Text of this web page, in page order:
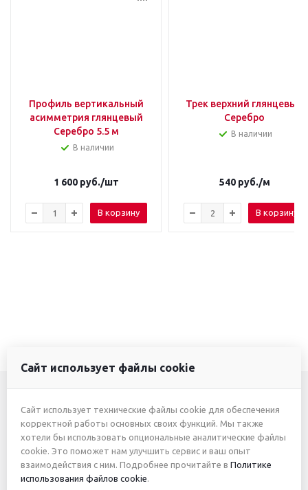
Профиль вертикальный
асимметрия глянцевый
Серебро 5.5 м
В наличии
1 600 руб./шт
В корзину
Трек верхний глянцевый
Серебро
В наличии
540руб./м
В корзину
+7 (3412) 46-7777
+7 (912) 746-00-77
Сайт использует файлы cookie
Сайт использует технические файлы cookie для обеспечения
корректной работы основных своих функций. Мы также
хотели бы использовать опциональные аналитические файлы
cookie. Это поможет нам улучшить сервис и ваш опыт
взаимодействия с ним. Подробнее прочитайте в Политике
использования файлов cookie.